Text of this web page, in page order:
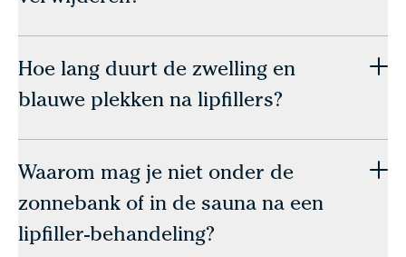
Hoe lang duurt de zwelling en
blauwe plekken na lipfillers?
Waarom mag je niet onder de
zonnebank of in de sauna na een
lipfiller-behandeling?